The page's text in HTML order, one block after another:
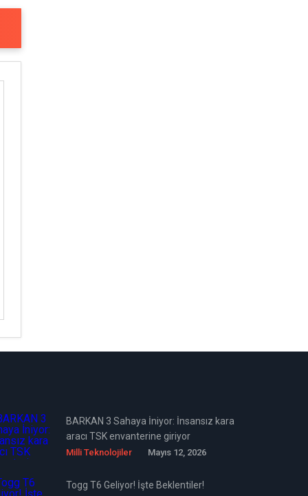
BARKAN 3 Sahaya İniyor: İnsansız kara
aracı TSK envanterine giriyor
Milli Teknolojiler Mayıs 12, 2026
Togg T6 Geliyor! İşte Beklentiler!